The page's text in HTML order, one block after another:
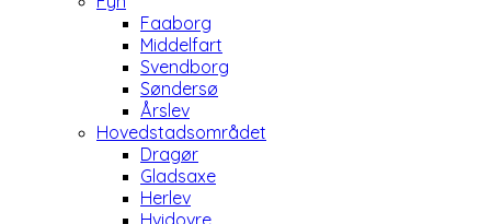
Faaborg
Middelfart
Svendborg
Søndersø
Årslev
Hovedstadsområdet
Dragør
Gladsaxe
Herlev
Hvidovre